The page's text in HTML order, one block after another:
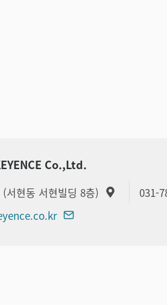
Co.,Ltd.
서현동 서현빌딩 8층)
031-